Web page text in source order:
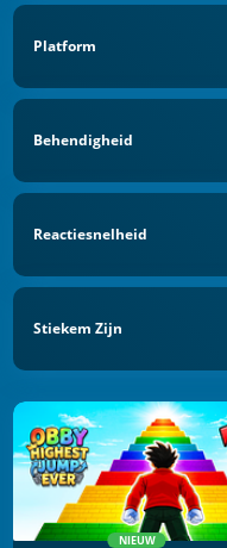
Platform
Behendigheid
Reactiesnelheid
Stiekem Zijn
NIEUW